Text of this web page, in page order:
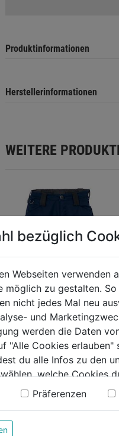
Produktinformationen
Herstellerinformationen
WEITERE
Stretch Short Activiq
0.0 (0)
0.0
Sternen.
87,99€
bezüglich
Webseiten verwenden
möglich zu gestalten.
nicht jedes Mal neu
und
werden die Daten
"Alle Cookies
du alle Infos zu den
welche Cookies
findest du in
Präferenzen